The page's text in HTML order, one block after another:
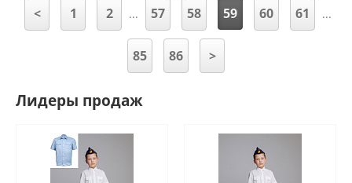
< 1 2 ... 57 58 59 60 61 ...
85 86 >
Лидеры продаж